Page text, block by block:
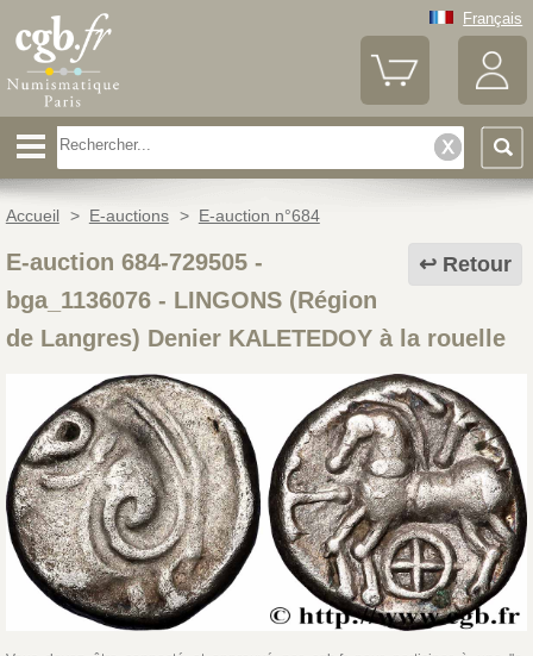
Français
Accueil > E-auctions > E-auction n°684
Retour
E-auction 684-729505 -
bga_1136076- LINGONS (Région
de Langres) Denier KALETEDOY à la rouelle